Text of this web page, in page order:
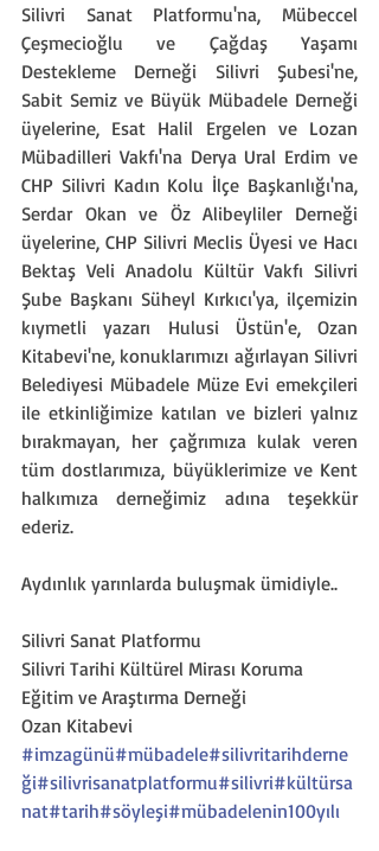
Silivri Sanat Platformu'na, Mübeccel
Çeşmecioğlu ve Çağdaş Yaşamı
Destekleme Derneği Silivri Şubesi'ne,
Sabit Semiz ve Büyük Mübadele Derneği
üyelerine, Esat Halil Ergelen ve Lozan
Mübadilleri Vakfı'na Derya Ural Erdim ve
CHP Silivri Kadın Kolu İlçe Başkanlığı'na,
Serdar Okan ve Öz Alibeyliler Derneği
üyelerine, CHP Silivri Meclis Üyesi ve Hacı
Bektaş Veli Anadolu Kültür Vakfı Silivri
Şube Başkanı Süheyl Kırkıcı'ya, ilçemizin
kıymetli yazarı Hulusi Üstün'e, Ozan
Kitabevi'ne, konuklarımızı ağırlayan Silivri
Belediyesi Mübadele Müze Evi emekçileri
ile etkinliğimize katılan ve bizleri yalnız
bırakmayan, her çağrımıza kulak veren
tüm dostlarımıza, büyüklerimize ve Kent
halkımıza derneğimiz adına teşekkür
ederiz.
Aydınlık yarınlarda buluşmak ümidiyle..
Silivri Sanat Platformu
Silivri Tarihi Kültürel Mirası Koruma
Eğitim ve Araştırma Derneği
Ozan Kitabevi
#imzagünü#mübadele#silivritarihderne
ği#silivrisanatplatformu#silivri#kültürsa
nat#tarih#söyleşi#mübadelenin100yılı